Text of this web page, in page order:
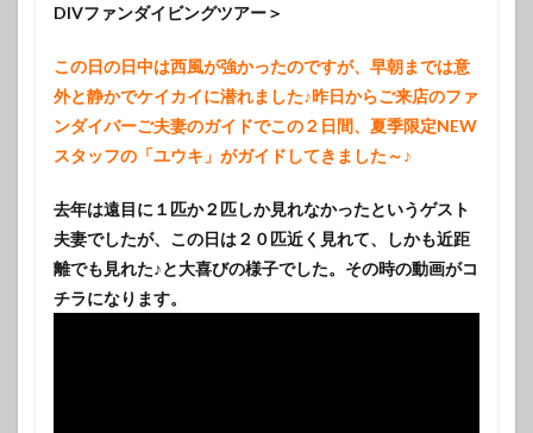
DIVファンダイビングツアー＞
この日の日中は西風が強かったのですが、早朝までは意
外と静かでケイカイに潜れました♪昨日からご来店のファ
ンダイバーご夫妻のガイドでこの２日間、夏季限定NEW
スタッフの「ユウキ」がガイドしてきました～♪
去年は遠目に１匹か２匹しか見れなかったというゲスト
夫妻でしたが、この日は２０匹近く見れて、しかも近距
離でも見れた♪と大喜びの様子でした。その時の動画がコ
チラになります。